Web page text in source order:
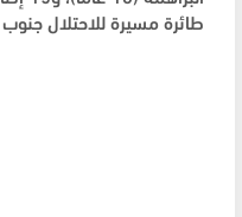
طائرة مسيرة للاحتلال